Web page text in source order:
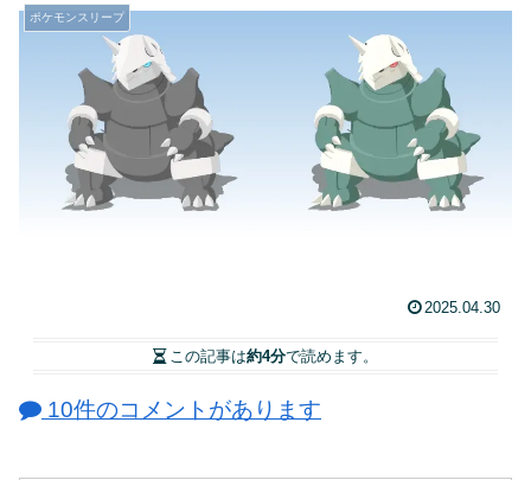
ポケモンスリープ
2025.04.30
この記事は約4分で読めます。
10件のコメントがあります